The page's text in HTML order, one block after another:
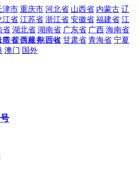
津市 重庆市 河北省 山西省 内蒙古 辽
江省 江苏省 浙江省 安徽省 福建省 江
省 湖北省 湖南省 广东省 广西 海南省
南省 西藏 陕西省 甘肃省 青海省 宁夏
澳门 国外
赁 提供服务 回收